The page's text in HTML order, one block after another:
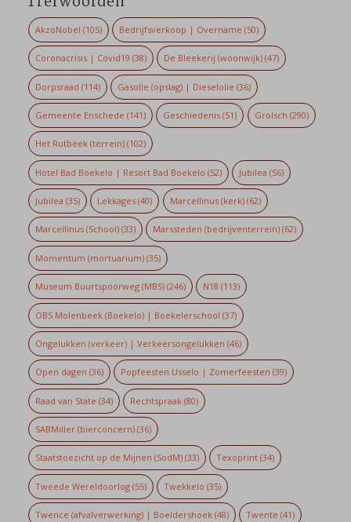
AkzoNobel (105) Bedrijfsverkoop | Overname (50)
Coronacrisis | Covid19 (38) De Bleekerij (woonwijk) (47)
Dorpsraad (114) Gasolie (opslag) | Dieselolie (36)
Gemeente Enschede (141) Geschiedenis (51) Grolsch (290)
Het Rutbeek (terrein)(102)
Hotel Bad Boekelo | Resort Bad Boekelo (52) Jubilea (56)
Jubilea (35) Lekkages (40) Marcellinus (kerk)(62)
Marcellinus (School)(33) Marssteden (bedrijventerrein) (62)
Momentum (mortuarium)(35)
Museum Buurtspoorweg (MBS)(246) N18 (113)
OBS Molenbeek (Boekelo) | Boekelerschool (37)
Ongelukken (verkeer) | Verkeersongelukken (46)
Open dagen (36) Popfeesten Usselo | Zomerfeesten (39)
Raad van State (34) Rechtspraak (80)
SABMiller (bierconcern)(36)
Staatstoezicht op de Mijnen (SodM)(33) Texoprint (34)
Tweede Wereldoorlog(55) Twekkelo (35)
Twence (afvalverwerking) | Boeldershoek(48) Twente (41)